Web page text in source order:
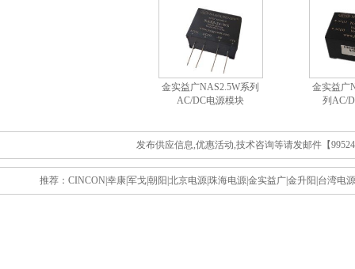
金实益广NAS2.5W系列
AC/DC电源模块
金实益广
列AC/
发布供应信息,优惠活动,技术咨询等请发邮件【
推荐： CINCON 幸康|军戈|朝阳 北京电源|珠海电源|金实益广|金升阳 台湾电源